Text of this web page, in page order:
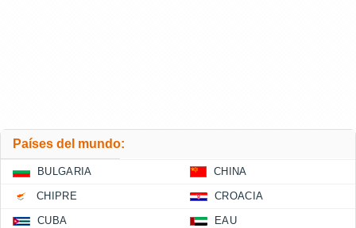
Países del mundo:
BULGARIA CHINA
CHIPRE CROACIA
CUBA EAU